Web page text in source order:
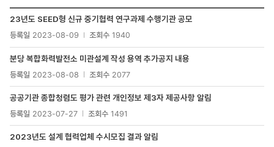
소통센터
공지사항
목록
-
번호,
첨부파일
23년도 SEED형 신규 중기협력 연구과제 수행기관 공모
등록일 2023-08-09 조회수 1940
분당 복합화력발전소 미관설계 작성 용역 추가공지 내용
등록일 2023-08-08 조회수 2077
공공기관 종합청렴도 평가 관련 개인정보 제3자 제공사항 알림
등록일 2023-07-27 조회수 1491
2023년도 설계 협력업체 수시모집 결과 알림